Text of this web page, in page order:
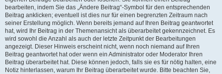
bearbeiten, indem Sie das „Ändere Beitrag“-Symbol für den entsprechenden
Beitrag anklicken; eventuell ist dies nur für einen begrenzten Zeitraum nach
seiner Erstellung möglich. Wenn bereits jemand auf Ihren Beitrag geantwortet
hat, wird Ihr Beitrag in der Themenansicht als überarbeitet gekennzeichnet. Es
wird sowohl die Anzahl als auch der letzte Zeitpunkt der Bearbeitungen
angezeigt. Dieser Hinweis erscheint nicht, wenn noch niemand auf Ihren
Beitrag geantwortet hat oder wenn ein Administrator oder Moderator Ihren
Beitrag überarbeitet hat. Diese können jedoch, falls sie es für nötig halten, eine
Notiz hinterlassen, warum Ihr Beitrag überarbeitet wurde. Bitte beachten Sie,